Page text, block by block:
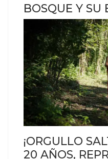
BOSQUE Y SU
¡ORGULLO
20 AÑOS,